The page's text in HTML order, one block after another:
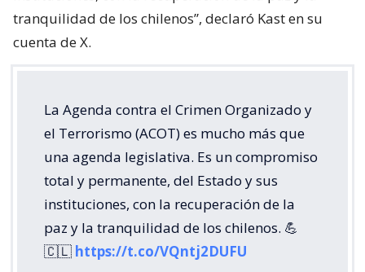
tranquilidad de los chilenos”, declaró Kast en su
cuenta de X.
La Agenda contra el Crimen Organizado y
el Terrorismo (ACOT) es mucho más que
una agenda legislativa. Es un compromiso
total y permanente, del Estado y sus
instituciones, con la recuperación de la
paz y la tranquilidad de los chilenos. 💪
🇨🇱 https://t.co/VQntj2DUFU